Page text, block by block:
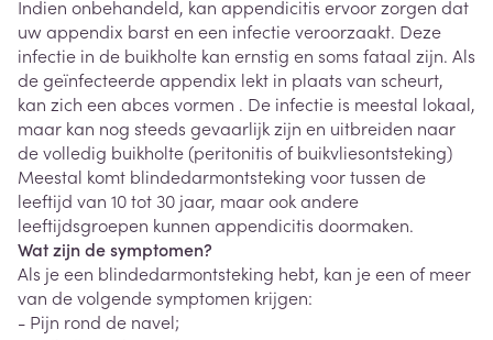
Indien onbehandeld, kan appendicitis ervoor zorgen dat
uw appendix barst en een infectie veroorzaakt. Deze
infectie in de buikholte kan ernstig en soms fataal zijn. Als
de geïnfecteerde appendix lekt in plaats van scheurt,
kan zich een abces vormen . De infectie is meestal lokaal,
maar kan nog steeds gevaarlijk zijn en uitbreiden naar
de volledig buikholte (peritonitis of buikvliesontsteking)
Meestal komt blindedarmontsteking voor tussen de
leeftijd van 10 tot 30 jaar, maar ook andere
leeftijdsgroepen kunnen appendicitis doormaken.
Wat zijn de symptomen?
Als je een blindedarmontsteking hebt, kan je een of meer
van de volgende symptomen krijgen:
- Pijn rond de navel;